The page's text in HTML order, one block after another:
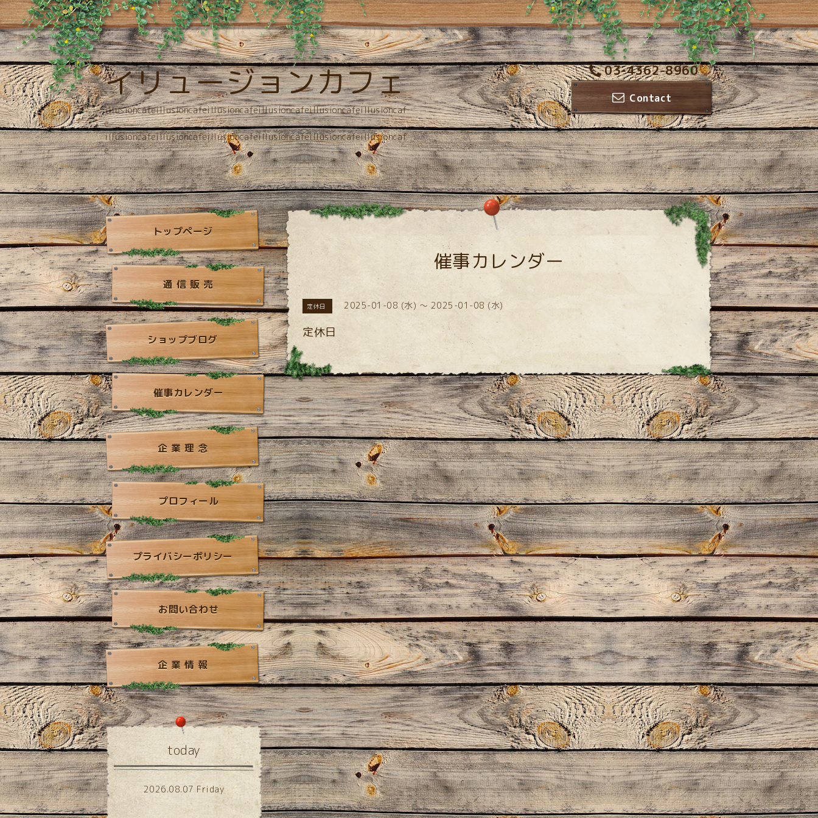
03-4362-8960
Contact
イリュージョンカフェ
illusioncafeillusioncafeillusioncafeillusioncafeillusioncafeillusioncaf
e
illusioncafeillusioncafeillusioncafeillusioncafeillusioncafeillusioncaf
e
催事カレンダー
定休日 2025-01-08 (水) ～ 2025-01-08 (水)
定休日
トップページ
通 信 販 売
ショップブログ
催事カレンダー
企 業 理 念
プロフィール
プライバシーポリシー
お問い合わせ
企 業 情 報
today
2026.08.07 Friday